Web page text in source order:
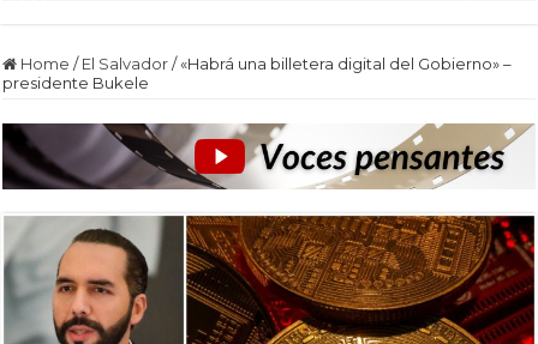
Home / El Salvador /«Habrá una billetera digital del Gobierno» –
presidente Bukele